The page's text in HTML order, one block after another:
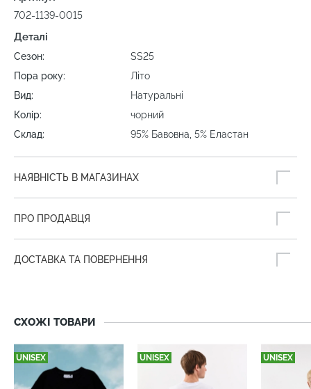
702-1139-0015
Деталі
Сезон:
SS25
Пора року:
Літо
Вид:
Натуральні
Колір:
чорний
Склад:
95% Бавовна, 5% Еластан
НАЯВНІСТЬ В МАГАЗИНАХ
ПРО ПРОДАВЦЯ
ДОСТАВКА ТА ПОВЕРНЕННЯ
СХОЖІ ТОВАРИ
UNISEX UNISEX UNISEX